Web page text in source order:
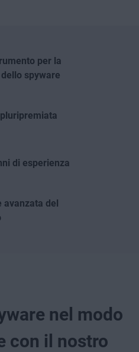
per la
spyware
di esperienza
avanzata del
nel modo
con il nostro